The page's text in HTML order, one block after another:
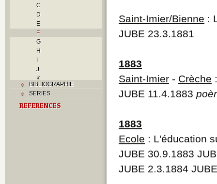
C
D
E
F
G
H
I
J
K
L
M
N
BIBLIOGRAPHIE
SERIES
REFERENCES
Saint-Imier/Bienne :
JUBE 23.3.1881
1883
Saint-Imier - Crèche
JUBE 11.4.1883
1883
Ecole : L'éducation
JUBE 30.9.1883
JUBE 2.3.1884